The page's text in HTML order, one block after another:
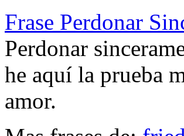
Frase Perdonar
Perdonar
he aquí la prueba
amor.